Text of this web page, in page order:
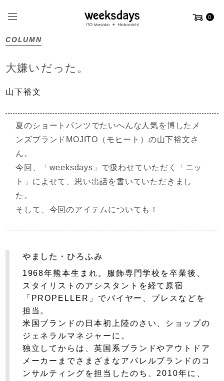
0
COLUMN
大嫌いだった。
山下裕文
夏のショートパンツでたいへんな人気を博した メ
ンズブランドMOJITO（モヒート）の山下裕文さ
ん。
今回、「weeksdays」で扱わせていただく
「ニッ
ト」によせて、 思い出話を書いていただきまし
た。
そして、今回のアイテムについても！
やました・ひろふみ
1968年熊本生まれ。服飾専門学校を卒業後、
スタイリストのアシスタントを経て 原宿
「PROPELLER」でバイヤー、プレスなどを
担当。
米国ブランドの日本初上陸のさい、 ショップの
ジェネラルマネジャーに。
独立してからは、英国系ブランドやアウトドア
メーカーまでさまざまなアパレルブランドの コ
ンサルティングを担当したのち、 2010年に、